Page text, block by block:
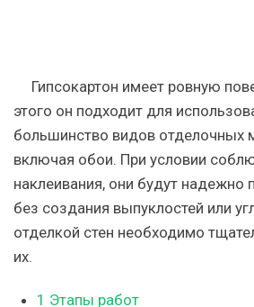
Гипсокартон имеет ровную
этого он подходит для
большинство видов отделочных
включая обои. При условии
наклеивания, они будут надежно
без создания выпуклостей или
отделкой стен необходимо
их.
1 Этапы работ